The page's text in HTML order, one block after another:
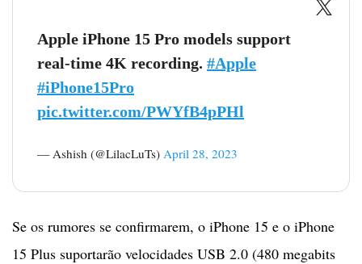
Apple iPhone 15 Pro models support
real-time 4K recording. #Apple
#iPhone15Pro
pic.twitter.com/PWYfB4pPHl
— Ashish (@LilacLuTs) April 28, 2023
Se os rumores se confirmarem, o iPhone 15 e o iPhone
15 Plus suportarão velocidades USB 2.0 (480 megabits